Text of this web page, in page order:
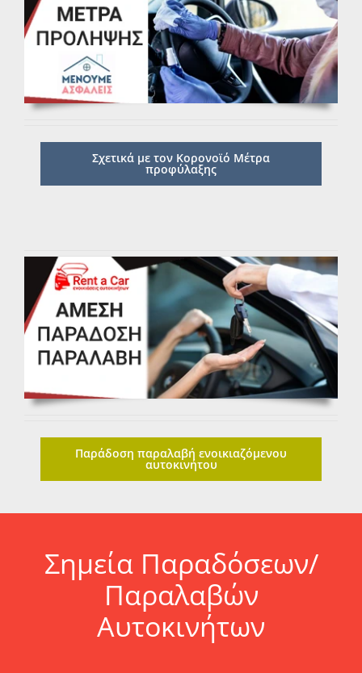
Σχετικά με τον Κορονοϊό Μέτρα
προφύλαξης
Παράδοση παραλαβή ενοικιαζόμενου
αυτοκινήτου
Σημεία Παραδόσεων/
Παραλαβών
Αυτοκινήτων